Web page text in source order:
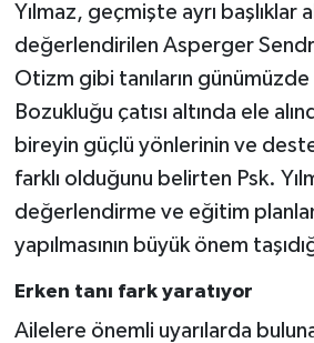
Yılmaz, geçmişte ayrı başlıklar
değerlendirilen Asperger
Otizm gibi tanıların
Bozukluğu çatısı altında ele
bireyin güçlü yönlerinin ve
farklı olduğunu belirten Psk.
değerlendirme ve eğitim
yapılmasının büyük önem
Erken tanı fark yaratıyor
Ailelere önemli uyarılarda